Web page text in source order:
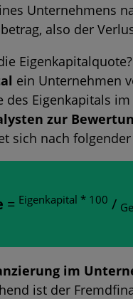
Unternehmens
also der
Eigenkapitalquote?
ein Unternehmen
Eigenkapitals
zur
sich nach
= Eigenkapital * 100 /
im
ist der